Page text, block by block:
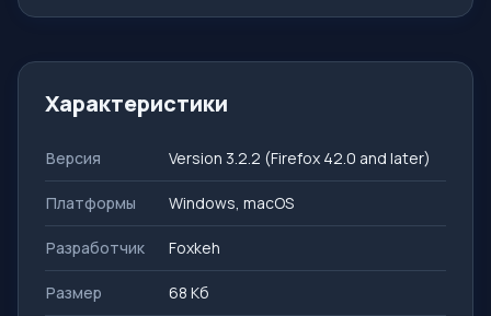
Характеристики
Версия Version 3.2.2 (Firefox 42.0 and later)
Платформы Windows, macOS
Разработчик Foxkeh
Размер 68 Кб